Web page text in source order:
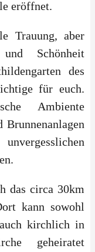
eröffnet.
Trauung, aber
Schönheit
des
für euch.
Ambiente
das circa 30km
kann sowohl
kirchlich in
geheiratet